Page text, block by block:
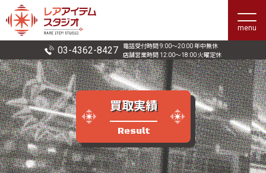
menu
03-4362-8427
電話受付時間 9:00〜20:00 年中無休
店舗営業時間 12:00〜18:00 火曜定休
買取実績
Result